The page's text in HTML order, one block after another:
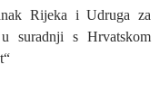
Rijeka i Udruga za
suradnji s Hrvatskom